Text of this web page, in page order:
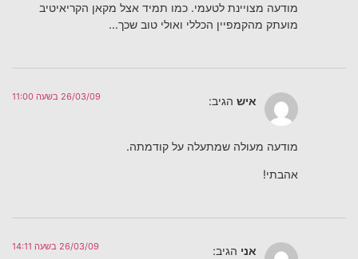
מודעה מצויינת לטעמי. כמו תמיד אצל מקאן הקריאיטיב
מועתק מהקמפיין הכללי ואולי טוב שכך…
איש הגיב: 26/03/09 בשעה 11:00
מודעה מעולה שמתעלה על קודמתה.
אהבתי!
אני הגיב: 26/03/09 בשעה 14:11